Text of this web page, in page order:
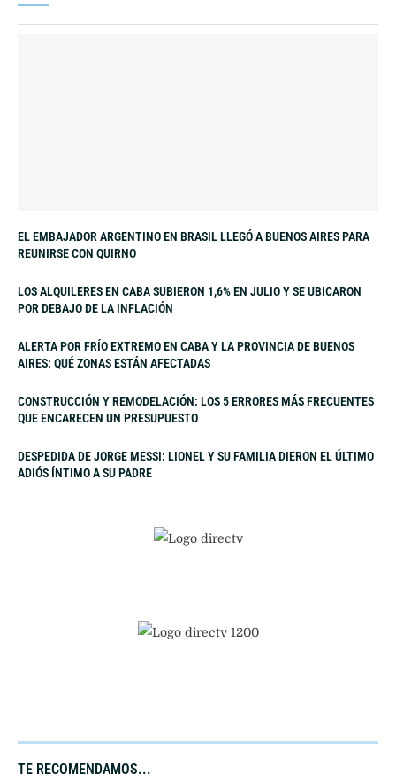
EL EMBAJADOR ARGENTINO EN BRASIL LLEGÓ A BUENOS AIRES PARA
REUNIRSE CON QUIRNO
LOS ALQUILERES EN CABA SUBIERON 1,6% EN JULIO Y SE UBICARON
POR DEBAJO DE LA INFLACIÓN
ALERTA POR FRÍO EXTREMO EN CABA Y LA PROVINCIA DE BUENOS
AIRES: QUÉ ZONAS ESTÁN AFECTADAS
CONSTRUCCIÓN Y REMODELACIÓN: LOS 5 ERRORES MÁS FRECUENTES
QUE ENCARECEN UN PRESUPUESTO
DESPEDIDA DE JORGE MESSI: LIONEL Y SU FAMILIA DIERON EL ÚLTIMO
ADIÓS ÍNTIMO A SU PADRE
TE RECOMENDAMOS...